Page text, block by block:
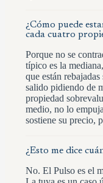
¿Cómo puede
cada cuatro
Porque no se
típico es la
que están
salido pidiendo de
propiedad
medio, no lo
sostiene su precio,
¿Esto me dice
No. El Pulso es el